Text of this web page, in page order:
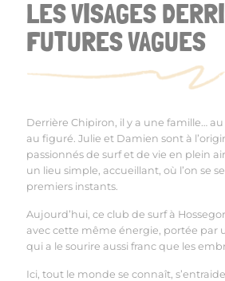
LES VISAGES
FUTURES VAGUES
Derrière Chipiron, il y a une famille…
au figuré. Julie et Damien sont à
passionnés de surf et de vie en plein
un lieu simple, accueillant, où l’on se
premiers instants.
Aujourd’hui, ce club de surf à
avec cette même énergie, portée par
qui a le sourire aussi franc que les
Ici, tout le monde se connaît,